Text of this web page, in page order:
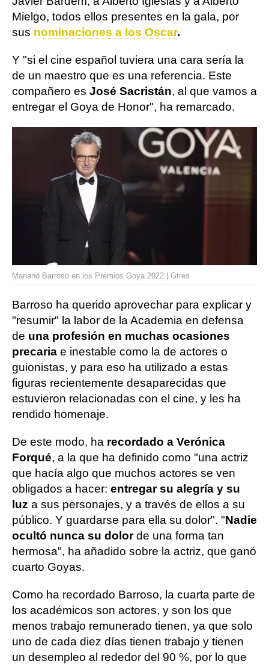
Mielgo, todos ellos presentes en la gala, por
sus nominaciones a los Oscar.
Y "si el cine español tuviera una cara sería la
de un maestro que es una referencia. Este
compañero es José Sacristán, al que vamos a
entregar el Goya de Honor", ha remarcado.
Mariano Barroso en los Premios Goya 2022 | Gtres
Barroso ha querido aprovechar para explicar y
"resumir" la labor de la Academia en defensa
de una profesión en muchas ocasiones
precaria e inestable como la de actores o
guionistas, y para eso ha utilizado a estas
figuras recientemente desaparecidas que
estuvieron relacionadas con el cine, y les ha
rendido homenaje.
De este modo, ha recordado a Verónica
Forqué, a la que ha definido como "una actriz
que hacía algo que muchos actores se ven
obligados a hacer: entregar su alegría y su
luz a sus personajes, y a través de ellos a su
público. Y guardarse para ella su dolor". "Nadie
ocultó nunca su dolorde una forma tan
hermosa", ha añadido sobre la actriz, que ganó
cuarto Goyas.
Como ha recordado Barroso, la cuarta parte de
los académicos son actores, y son los que
menos trabajo remunerado tienen, ya que solo
uno de cada diez días tienen trabajo y tienen
un desempleo al rededor del 90 %, por lo que